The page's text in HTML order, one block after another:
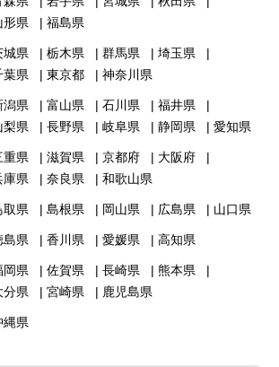
形県
福島県
城県 栃木県 群馬県
埼玉県
葉県
東京都 神奈川県
潟県 富山県 石川県
福井県
梨県
長野県 岐阜県 静岡県 愛知県
重県 滋賀県 京都府
大阪府
庫県
奈良県 和歌山県
取県 島根県 岡山県 広島県 山口県
島県 香川県 愛媛県 高知県
岡県 佐賀県 長崎県
熊本県
分県
宮崎県 鹿児島県
縄県